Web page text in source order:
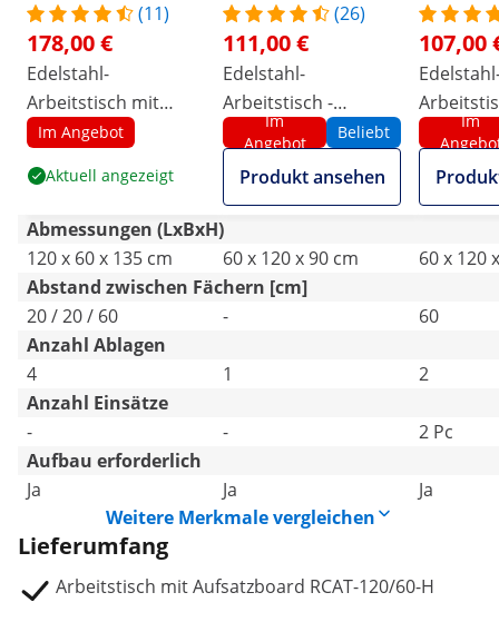
(11)
178,00 €
Edelstahl-
Arbeitstisch mit
Aufsatzboard - ECO -
2 Ablagen - Royal
Catering
Im Angebot
Aktuell angezeigt
(26)
111,00 €
Edelstahl-
Arbeitstisch -
PREMIUM - 120 x 60
cm - 210 kg -
klappbar - Royal
Im
Angebot
Beliebt
Produkt ansehen
107,00
120 x
Catering
Im
Abmessungen (LxBxH)
120 x 60 x 135 cm
60 x 120 x 90 cm
60 x 120
Abstand zwischen Fächern [cm]
20 / 20 / 60
-
60
Anzahl Ablagen
4
1
2
Anzahl Einsätze
-
-
2 Pc
Aufbau erforderlich
Ja
Ja
Ja
Weitere Merkmale vergleichen
Lieferumfang
Arbeitstisch mit Aufsatzboard RCAT-120/60-H